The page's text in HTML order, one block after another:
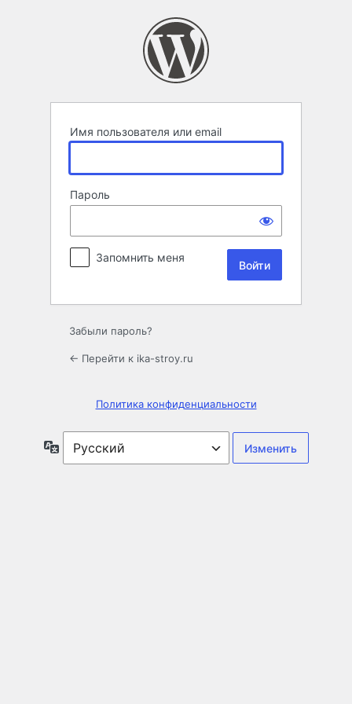
Имя пользователя или email
Пароль
Запомнить меня
Забыли пароль?
← Перейти к ika-stroy.ru
Политика конфиденциальности
Язык